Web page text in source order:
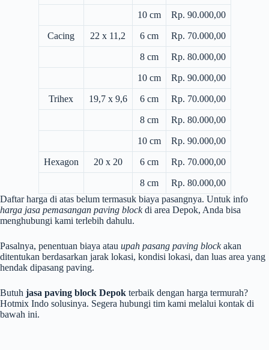
10 cm Rp. 90.000,00
Cacing 22 x 11,2 6 cm Rp. 70.000,00
8 cm Rp. 80.000,00
10 cm Rp. 90.000,00
Trihex 19,7 x 9,6 6 cm Rp. 70.000,00
8 cm Rp. 80.000,00
10 cm Rp. 90.000,00
Hexagon 20 x 20 6 cm Rp. 70.000,00
8 cm
Rp. 80.000,00
Daftar harga di atas belum termasuk biaya pasangnya. Untuk info
harga jasa pemasangan paving blockdi area Depok, Anda bisa
menghubungi kami terlebih dahulu.
Pasalnya, penentuan biaya atau upah pasang paving blockakan
ditentukan berdasarkan jarak lokasi, kondisi lokasi, dan luas area yang
hendak dipasang paving.
Butuh jasa paving block Depok terbaik dengan harga termurah?
Hotmix Indo solusinya. Segera hubungi tim kami melalui kontak di
bawah ini.